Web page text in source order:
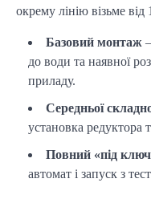
окрему лінію візьме від
Базовий монтаж
до води та наявної
приладу.
Середньої
установка редуктора
Повний «під
автомат і запуск з